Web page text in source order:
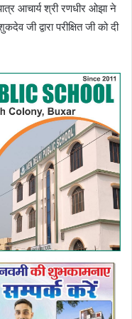
आचार्य श्री रणधीर ओझा ने
जी द्वारा परीक्षित जी को दी